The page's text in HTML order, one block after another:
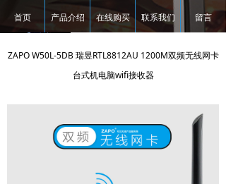
首页 产品介绍 在线购买 联系我们 留言
ZAPO W50L-5DB 瑞昱RTL8812AU 1200M双频无线网卡
台式机电脑wifi接收器